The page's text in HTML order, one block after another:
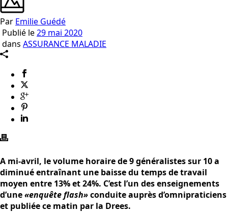
Par Emilie Guédé
Publié le29 mai 2020
dans ASSURANCE MALADIE
A mi-avril, le volume horaire de 9 généralistes sur 10 a
diminué entraînant une baisse du temps de travail
moyen entre 13% et 24%. C’est l’un des enseignements
d’une«enquête flash»conduite auprès d’omnipraticiens
et publiée ce matin par la Drees.